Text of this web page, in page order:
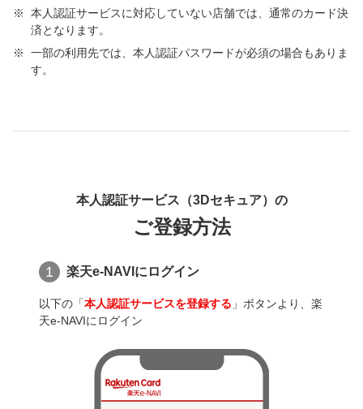
本人認証サービスに対応していない店舗では、通常のカード決
済となります。
一部の利用先では、本人認証パスワードが必須の場合もありま
す。
本人認証サービス（3Dセキュア）の
ご登録方法
1 楽天e-NAVIにログイン
以下の「本人認証サービスを登録する 」ボタンより、楽
天e-NAVIにログイン